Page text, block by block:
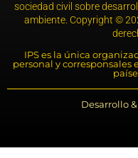
sociedad civil sobre
ambiente. Copyright ©
IPS es la única
personal y
Desarrollo